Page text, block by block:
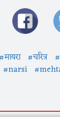
#मायरा #चरित्र
#narsi